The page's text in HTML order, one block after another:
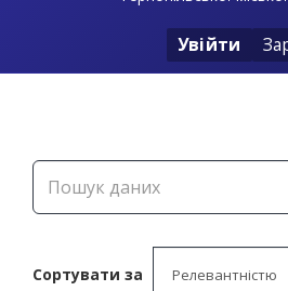
Увійти
Сортувати за